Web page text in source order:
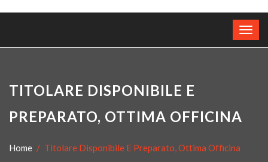
TITOLARE DISPONIBILE E
PREPARATO, OTTIMA OFFICINA
Home Titolare Disponibile E Preparato, Ottima Officina